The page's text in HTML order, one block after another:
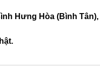
Hưng Hòa (Bình Tân),